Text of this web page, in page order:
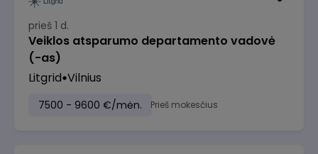
prieš 1 d.
Veiklos atsparumo departamento vadovė
(-as)
Litgrid Vilnius
7500 - 9600 €/mėn. Prieš mokesčius